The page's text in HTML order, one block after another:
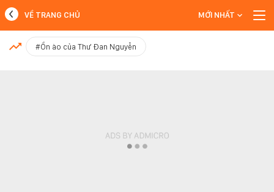
MỚI NHẤT
VỀ TRANG CHỦ MỚI NHẤT
#Ồn ào của Thư Đan Nguyễn